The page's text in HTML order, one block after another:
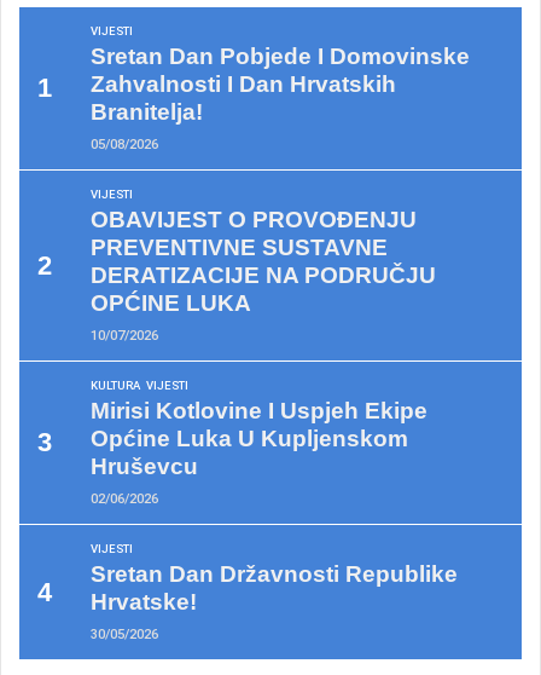
VIJESTI
Sretan Dan Pobjede I Domovinske
Zahvalnosti I Dan Hrvatskih
Branitelja!
05/08/2026
VIJESTI
OBAVIJEST O PROVOĐENJU
PREVENTIVNE SUSTAVNE
DERATIZACIJE NA PODRUČJU
OPĆINE LUKA
10/07/2026
KULTURA VIJESTI
Mirisi Kotlovine I Uspjeh Ekipe
Općine Luka U Kupljenskom
Hruševcu
02/06/2026
VIJESTI
Sretan Dan Državnosti Republike
Hrvatske!
30/05/2026